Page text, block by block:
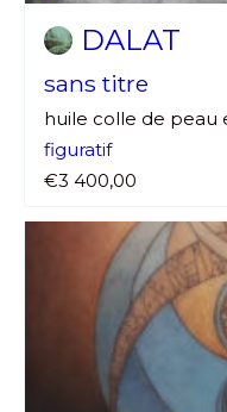
J'accepte les
* Champ obligatoire
Prénom
Statut / Organisation
* Champ obligatoire
DALAT
sans titre
huile colle de peau
figuratif
€3 400,00